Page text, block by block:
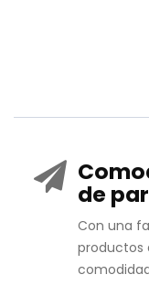
de
Con una
productos